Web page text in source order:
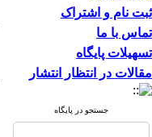
ثبت نام و اشتراک
تماس با ما
تسهیلات پایگاه
مقالات در انتظار انتشار
جستجو در پایگاه